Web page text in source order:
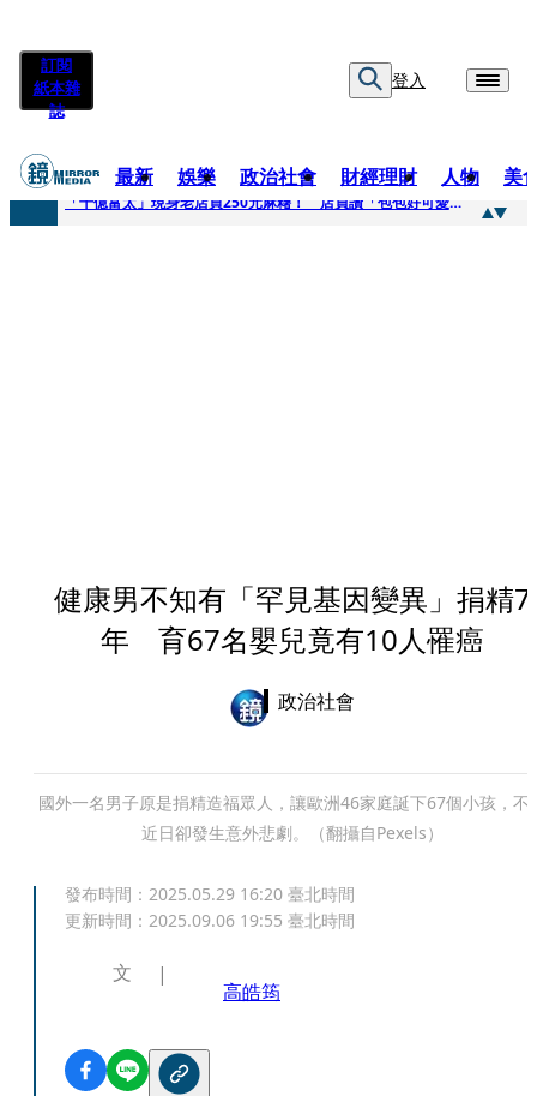
訂閱
紙本雜
誌
登入
最新 娛樂 政治社會 財經理財 人物 美
快訊
「千億富太」現身老店買250元麻糬！ 店員讚「包包好可愛」她笑回：我自己做的
健康男不知有「罕見基因變異」捐精7
年 育67名嬰兒竟有10人罹癌
政治社會
國外一名男子原是捐精造福眾人，讓歐洲46家庭誕下67個小孩，不
近日卻發生意外悲劇。（翻攝自Pexels）
發布時間： 2025.05.29 16:20 臺北時間
更新時間： 2025.09.06 19:55 臺北時間
文
高皓筠